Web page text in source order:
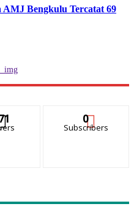
Bengkulu Tercatat 69
0
Subscribers